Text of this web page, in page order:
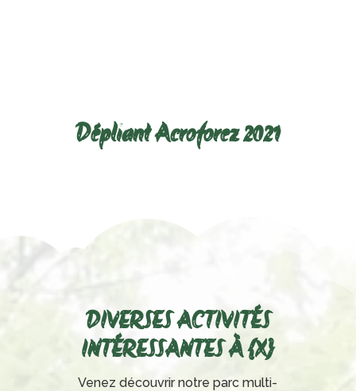
Dépliant Acroforez 2021
DIVERSES ACTIVITÉS
INTÉRESSANTES À {X}
Venez découvrir notre parc multi-